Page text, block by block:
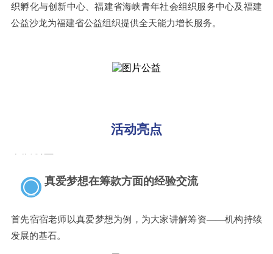
织孵化与创新中心、福建省海峡青年社会组织服务中心及福建
公益沙龙为福建省公益组织提供全天能力增长服务。
活动亮点
一
真爱梦想在筹款方面的经验交流
首先宿宿老师以真爱梦想为例，为大家讲解筹资——机构持续
发展的基石。